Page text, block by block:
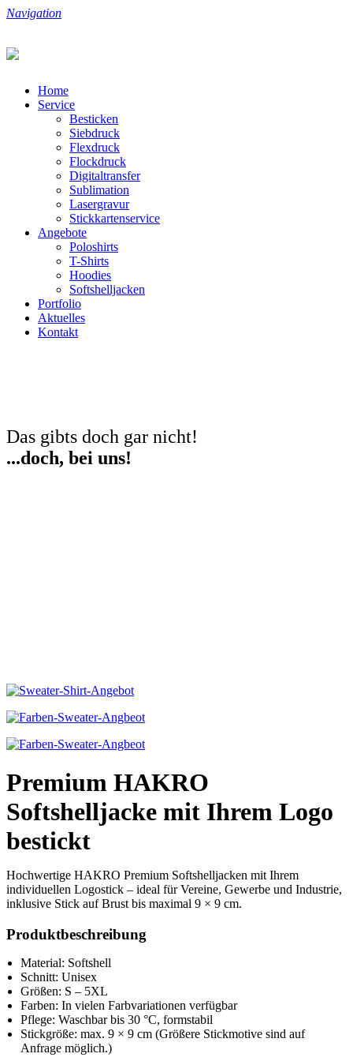
Navigation
Home
Service
Besticken
Siebdruck
Flexdruck
Flockdruck
Digitaltransfer
Sublimation
Lasergravur
Stickkartenservice
Angebote
Poloshirts
T-Shirts
Hoodies
Softshelljacken
Portfolio
Aktuelles
Kontakt
Das gibts doch gar nicht!
...doch, bei uns!
Premium HAKRO
Softshelljacke mit Ihrem Logo
bestickt
Hochwertige HAKRO Premium Softshelljacken mit Ihrem
individuellen Logostick – ideal für Vereine, Gewerbe und Industrie,
inklusive Stick auf Brust bis maximal 9 × 9 cm.
Produktbeschreibung
Material: Softshell
Schnitt: Unisex
Größen: S – 5XL
Farben: In vielen Farbvariationen verfügbar
Pflege: Waschbar bis 30 °C, formstabil
Stickgröße: max. 9 × 9 cm (Größere Stickmotive sind auf
Anfrage möglich.)